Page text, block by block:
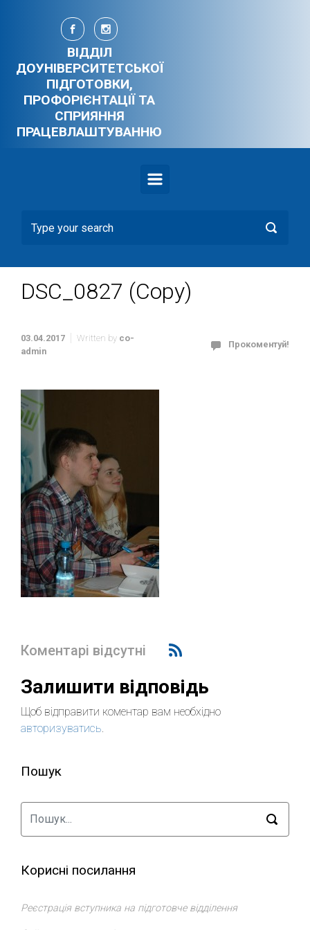
Skip to main content
ВІДДІЛ
ДОУНІВЕРСИТЕТСЬКОЇ
ПІДГОТОВКИ,
ПРОФОРІЄНТАЦІЇ ТА
СПРИЯННЯ
ПРАЦЕВЛАШТУВАННЮ
DSC_0827 (Copy)
03.04.2017 Written by co-
admin
Прокоментуй!
Коментарі відсутні
Залишити відповідь
Щоб відправити коментар вам необхідно
авторизуватись.
Пошук
Корисні посилання
Реєстрація вступника на підготовче відділення